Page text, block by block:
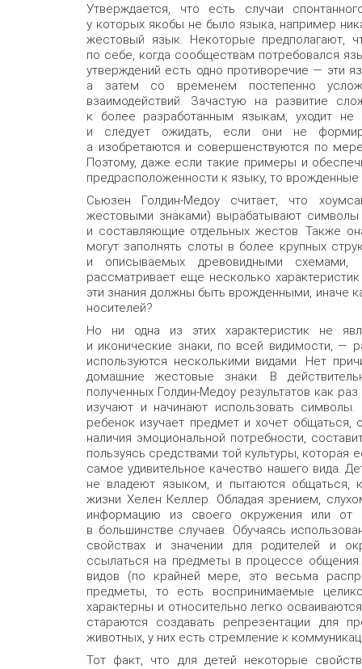
Утверждается, что есть случаи
у которых якобы не было языка, например
жестовый язык. Некоторые предполагают,
по себе, когда сообществам потребовался
утверждений есть одно противоречие — эти
а затем со временем постепенно
взаимодействий. Зачастую на развитие
к более разработанным языкам, уходит
и следует ожидать, если они не
а изобретаются и совершенствуются по
Поэтому, даже если такие примеры и
предрасположенности к языку, то
Сьюзен Голдин-Медоу считает, что
жестовыми знаками) вырабатывают символы
и составляющие отдельных жестов. Также
могут заполнять слоты в более крупных
и описываемых древовидными
рассматривает еще несколько
эти знания должны быть врожденными, иначе
носителей?
Но ни одна из этих характеристик не
и иконические знаки, по всей видимости, —
используются несколькими видами. Нет
домашние жестовые знаки. В
полученных Голдин-Медоу результатов как
изучают и начинают использовать
ребенок изучает предмет и хочет общаться,
наличия эмоциональной потребности,
пользуясь средствами той культуры, которая
самое удивительное качество нашего вида.
не владеют языком, и пытаются общаться,
жизни Хелен Келлер. Обладая зрением,
информацию из своего окружения или от
в большинстве случаев. Обучаясь
свойствах и значении для родителей и
ссылаться на предметы в процессе
видов (по крайней мере, это весьма
предметы, то есть воспринимаемые
характерны и относительно легко
стараются создавать репрезентации для
животных, у них есть стремление к
Тот факт, что для детей некоторые